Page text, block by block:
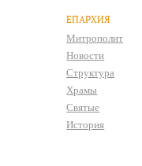
ЕПАРХИЯ
Митрополит
Новости
Структура
Храмы
Святые
История